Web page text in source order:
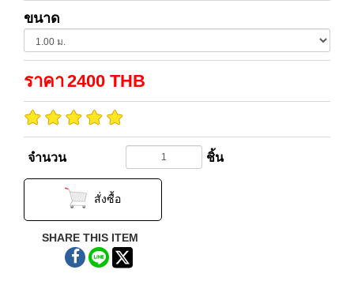
ขนาด
ราคา2400 THB
จำนวน ชิ้น
สั่งซื้อ
SHARE THIS ITEM